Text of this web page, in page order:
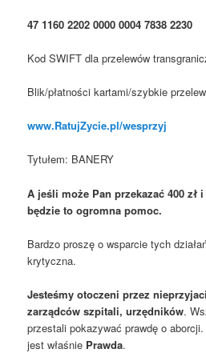
47 1160 2202 0000 0004 7838 2230
Kod SWIFT dla przelewów
Blik/płatności kartami/szybkie
www.RatujZycie.pl/wesprzyj
Tytułem: BANERY
A jeśli może Pan przekazać 400 zł
będzie to ogromna pomoc.
Bardzo proszę o wsparcie tych
krytyczna.
Jesteśmy otoczeni przez
zarządców szpitali, urzędników.
przestali pokazywać prawdę o
jest właśnie Prawda.